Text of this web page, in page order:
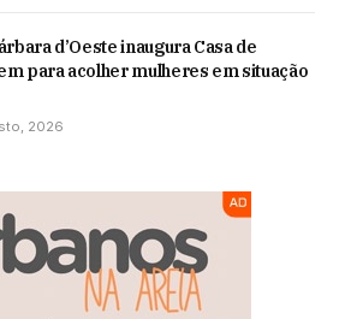
d’Oeste inaugura Casa de
para acolher mulheres em situação
2026